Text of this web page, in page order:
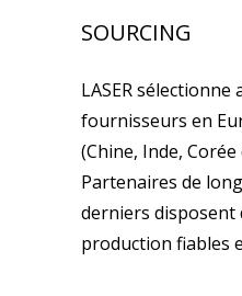
SOURCING
LASER sélectionne
fournisseurs en
(Chine, Inde, Corée
Partenaires de
derniers disposent
production fiables